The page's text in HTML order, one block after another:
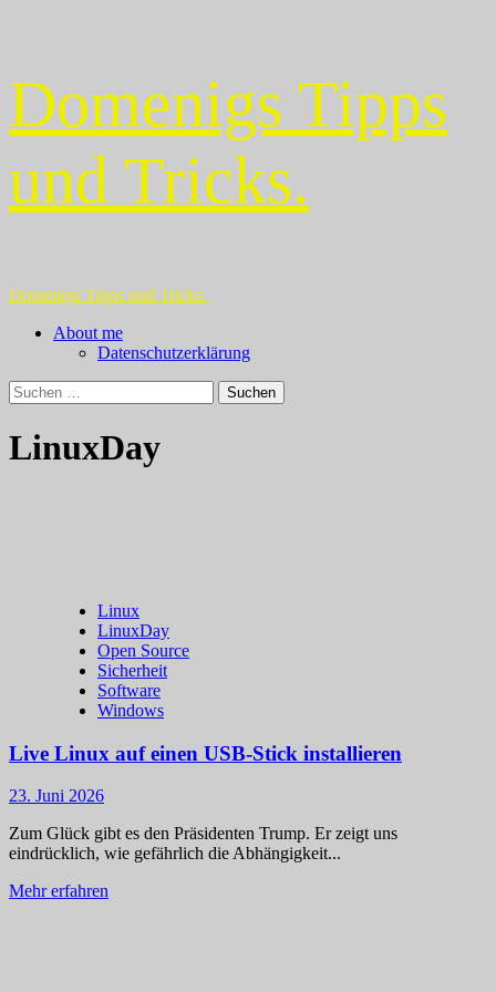
Inhalt
springen
Domenigs Tipps
und Tricks.
Primäres
Domenigs Tipps und Tricks.
About me
Datenschutzerklärung
Suchen
nach:
LinuxDay
Linux
LinuxDay
Open Source
Sicherheit
Software
Windows
Live Linux auf einen USB-Stick installieren
23. Juni 2026
Zum Glück gibt es den Präsidenten Trump. Er zeigt uns
eindrücklich, wie gefährlich die Abhängigkeit...
Mehr erfahren